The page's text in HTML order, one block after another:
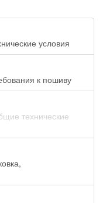
условия
к пошиву
технические